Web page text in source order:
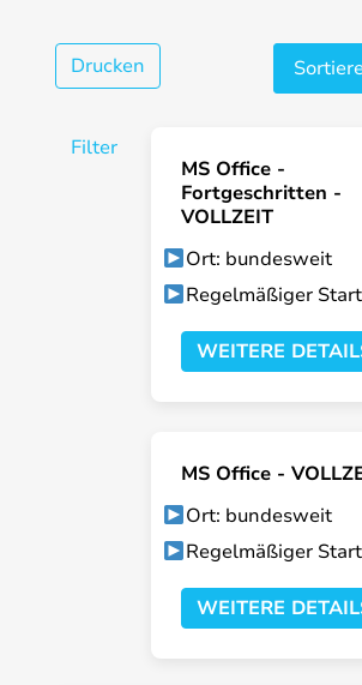
Drucken
Filter
MS Office -
Fortgeschritten -
VOLLZEIT
Ort: bundesweit
Regelmäßiger Start
WEITERE
MS Office -
Ort: bundesweit
Regelmäßiger Start
WEITERE